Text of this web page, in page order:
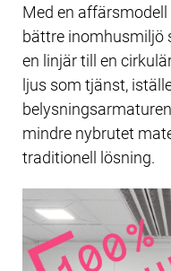
Med en
bättre inomhusmiljö
en linjär till en
ljus som tjänst,
mindre nybrutet
traditionell lösning.